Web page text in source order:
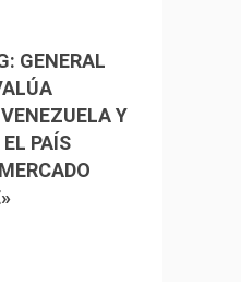
GENERAL
Y
PAÍS